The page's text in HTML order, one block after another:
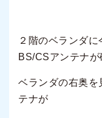
２階のベランダ
BS/CSアンテナが
ベランダの右奥を
テナが